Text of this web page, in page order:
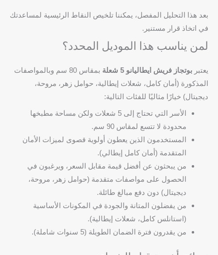
بعد هذا التحليل المفصل، يمكننا تلخيص النقاط الرئيسية لمساعدتك
في اتخاذ قرار مستنير.
لمن يناسب هذا الموديل المحدد؟
يعتبر بوتجاز فريش ايطاليانو 5 شعلة
بمقاس 80 سم وبالمواصفات
المذكورة (أمان كامل، شعلات إيطالية، حوامل زهر، مروحة،
ديجيتال) خيارًا مثاليًا للفئات التالية:
الأسر التي تحتاج إلى 5 شعلات ولكن مساحة مطبخها
محدودة لا تتسع لمقاس 90 سم.
المستخدمون الذين يعطون أولوية قصوى لميزات الأمان
المتقدمة (أمان كامل إيطالي).
من يبحثون عن أفضل قيمة مقابل السعر، ويرغبون في
الحصول على مواصفات متقدمة (حوامل زهر، مروحة،
ديجيتال) دون دفع مبالغ طائلة.
من يفضلون المتانة والجودة في المكونات الأساسية
(استانلس كامل، شعلات إيطالية).
من يقدرون فترة الضمان الطويلة (5 سنوات شاملة).